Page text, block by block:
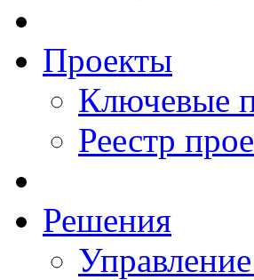
Проекты
Ключевые
Реестр
Решения